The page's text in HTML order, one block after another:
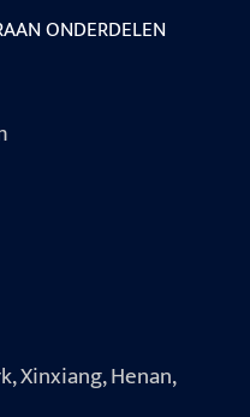
ONDERDELEN
Xinxiang, Henan,